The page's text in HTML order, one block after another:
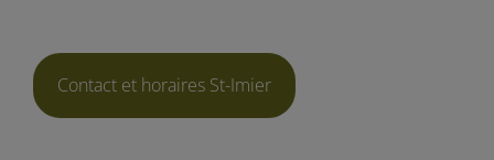
Contact et horaires St-Imier